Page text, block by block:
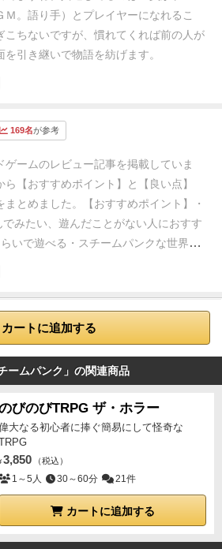
Ｍ。語り手）とプレイヤーになれるこ
こちないですが、慣れてくれば前の人が
を引き継いで物語を紡げます。
169名が参考
ゲームのレビュー記事を掲載していま
ら【おすすめポイント】と【良い点】
まとめました。
【おすすめポイント】
・
みたい、遊んだことがない人におすす
いで遊べる ・スチームパンクな世界観
ストがおすすめ
ていくのが面白い
い・自分のキャラクターに付加価値がつ
面白い 【悪い点】
ころがある・アドリブを求められるのが
チームパンクは、
はじめてTRPGをする
遊びやすいゲーム となっています。とは
に全員が初めての場合はちょっとグダグ
れません。各世界観を読み込んで覚える
で遊びやすくゲームマスターも持ち回り
なで作り上げていくというのが良い部分
が、ゲームマスターが苦手に感じる人も
カートに追加する
ームパンク」の関連商品
びのびTRPG ザ・ホラー
大なる初心者に捧ぐ簡易にして怪奇な
3,850 （税込）
1～5人 30～60分 21件
カートに追加する